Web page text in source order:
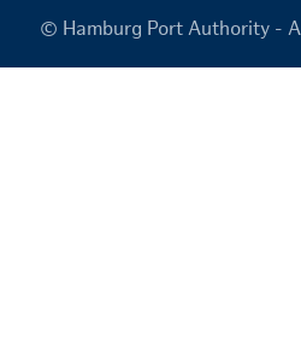
© Hamburg Port Authority -